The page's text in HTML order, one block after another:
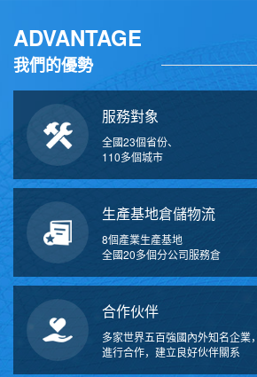
ADVANTAGE
我們的優勢
服務對象
全國23個省份、
110多個城市
生產基地倉儲物流
8個產業生產基地
全國20多個分公司服務倉
合作伙伴
多家世界五百強國內外知名企業，
進行合作，建立良好伙伴關系